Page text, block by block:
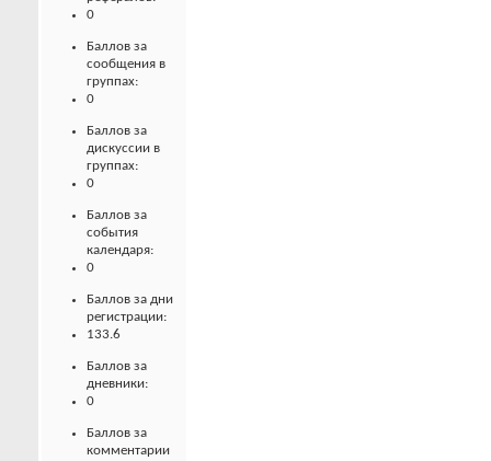
0
Баллов за
сообщения в
группах:
0
Баллов за
дискуссии в
группах:
0
Баллов за
события
календаря:
0
Баллов за дни
регистрации:
133.6
Баллов за
дневники:
0
Баллов за
комментарии